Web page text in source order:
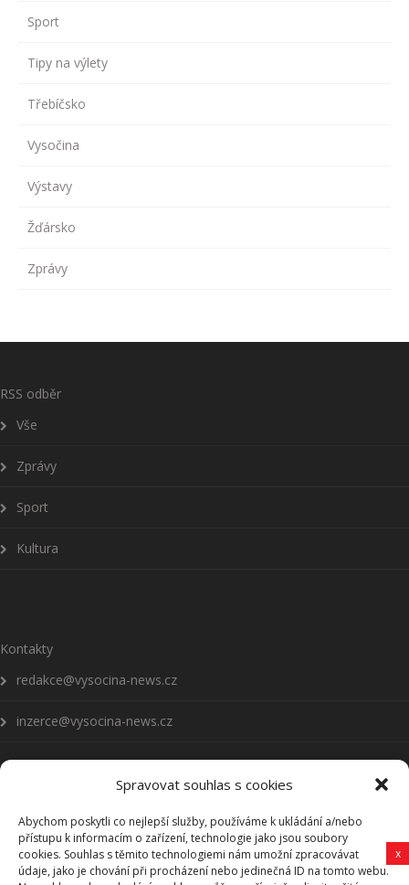
Spravovat souhlas s cookies
Abychom poskytli co nejlepší služby, používáme k ukládání a/nebo
přístupu k informacím o zařízení, technologie jako jsou soubory
cookies. Souhlas s těmito technologiemi nám umožní zpracovávat
údaje, jako je chování při procházení nebo jedinečná ID na tomto webu.
Sport
Tipy na výlety
Třebíčsko
Vysočina
Výstavy
Žďársko
Zprávy
RSS odběr
Vše
Zprávy
Sport
Kultura
Kontakty
redakce@vysocina-news.cz
inzerce@vysocina-news.cz
Přihlásit se k odběru novinek
Všeobecné podmínky
x